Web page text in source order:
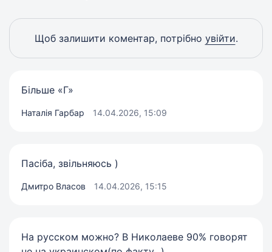
Щоб залишити коментар, потрібно увійти.
Більше «Г»
Наталія Гарбар 14.04.2026, 15:09
Пасіба, звільняюсь )
Дмитро Власов 14.04.2026, 15:15
На русском можно? В Николаеве 90% говорят